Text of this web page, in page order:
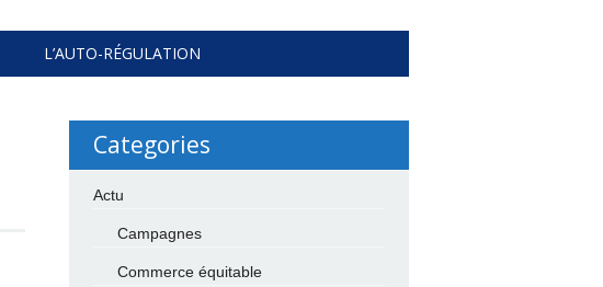
L’AUTO-RÉGULATION
Categories
Actu
Campagnes
Commerce équitable